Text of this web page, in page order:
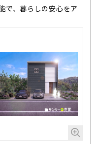
、暮らしの安心をア